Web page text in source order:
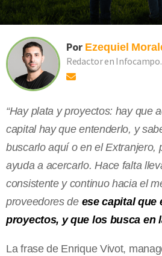
Por Ezequiel
Redactor en Infocampo.
“Hay plata y proyectos: hay que
capital hay que entenderlo, y
buscarlo aquí o en el Extranjero,
ayuda a acercarlo. Hace falta
consistente y continuo hacia el
proveedores de ese capital que
proyectos, y que los busca en
La frase de Enrique Vivot,